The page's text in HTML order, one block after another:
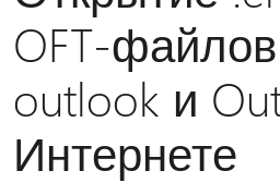
OFT-
outlook и
Интернете